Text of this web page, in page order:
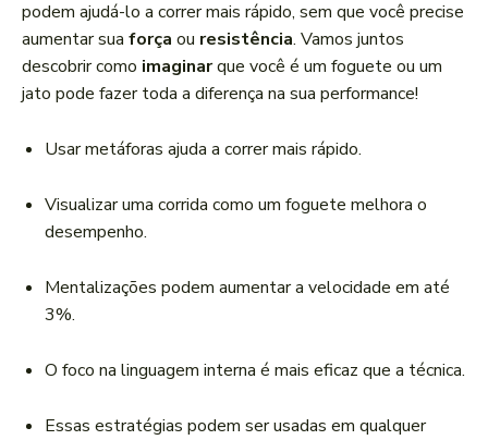
r
d
e
á
d
o
podem ajudá-lo a correr mais rápido, sem que você precise
aumentar sua força ou resistência. Vamos juntos
descobrir como imaginarque você é um foguete ou um
jato pode fazer toda a diferença na sua performance!
Usar metáforas ajuda a correr mais rápido.
Visualizar uma corrida como um foguete melhora o
desempenho.
Mentalizações podem aumentar a velocidade em até
3%.
O foco na linguagem interna é mais eficaz que a técnica.
Essas estratégias podem ser usadas em qualquer